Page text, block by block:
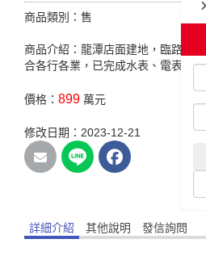
商品類別：售
商品介紹：龍潭店面建地，臨路20
合各行各業，已完成水表、電表裝
價格： 899 萬元
修改日期：2023-12-21
詳細介紹 其他說明 發信詢問